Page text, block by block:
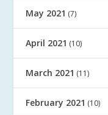
May 2021 (7)
April 2021 (10)
March 2021 (11)
February 2021 (10)